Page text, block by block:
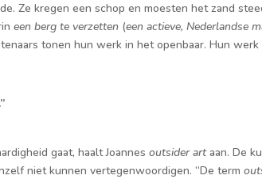
Ze kregen een schop en moesten het zand
een berg te verzetten (een actieve, Nederlandse
tonen hun werk in het openbaar. Hun
gaat, haalt Joannes outsider artaan. De
niet kunnen vertegenwoordigen. “De term